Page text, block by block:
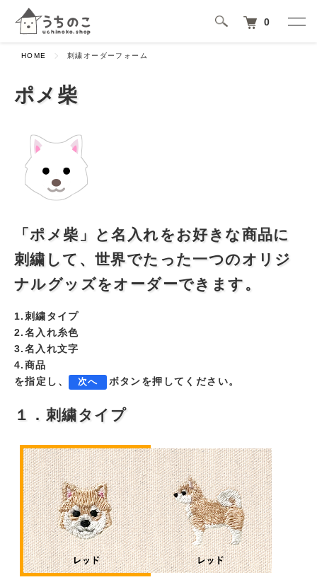
0
HOME 刺繍オーダーフォーム
ポメ柴
「ポメ柴」と名入れをお好きな商品に
刺繍して、世界でたった一つのオリジ
ナルグッズをオーダーできます。
1.刺繍タイプ
2.名入れ糸色
3.名入れ文字
4.商品
を指定し、
次へ ボタンを押してください。
１．刺繍タイプ